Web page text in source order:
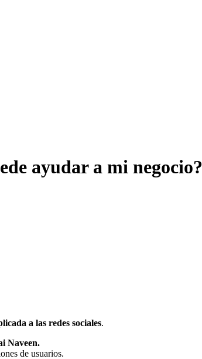
ayudar a mi negocio?
a las redes sociales.
Naveen.
de usuarios.